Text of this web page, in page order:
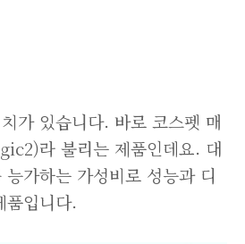
가 있습니다. 바로 코스펫 매
라 불리는 제품인데요. 대
가하는 가성비로 성능과 디
품입니다.